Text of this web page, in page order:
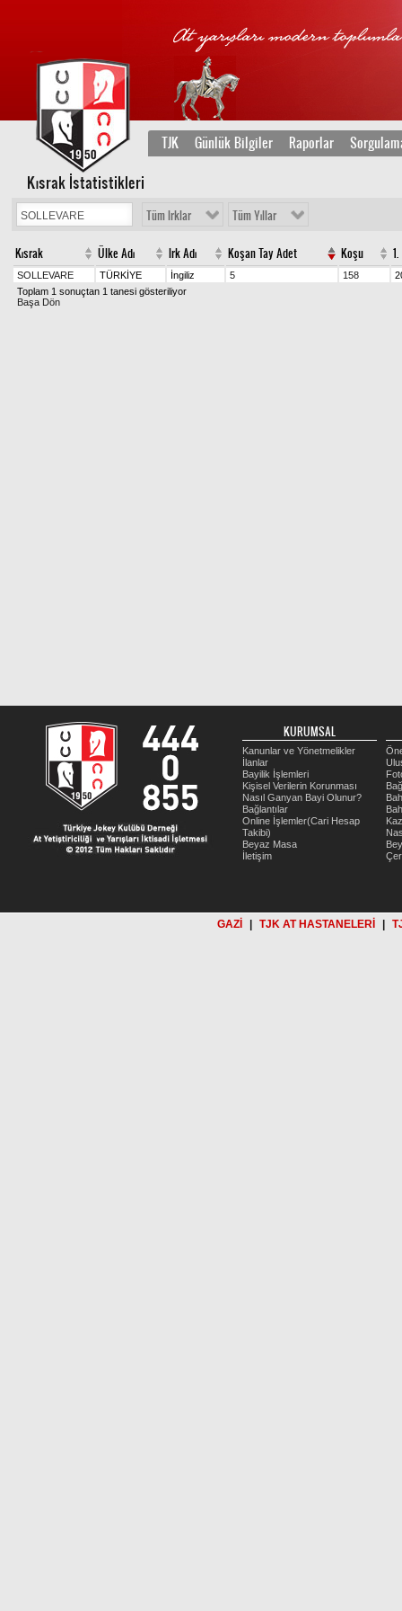
TJK Günlük Bilgiler Raporlar
Kısrak İstatistikleri
Tüm Irklar Tüm Yıllar
Kısrak Ülke Adı Irk Adı Koşan Tay Adet Koşu 1.
SOLLEVARE TÜRKİYE İngiliz 5 158
Toplam 1 sonuçtan 1 tanesi gösteriliyor
Başa Dön
KURUMSAL
Kanunlar ve Yönetmelikler
İlanlar
Bayilik İşlemleri
Kişisel Verilerin Korunması
Nasıl Ganyan Bayi Olunur?
Bağlantılar
Online İşlemler(Cari Hesap
Takibi)
Beyaz Masa
İletişim
GAZİ TJK AT HASTANELERİ